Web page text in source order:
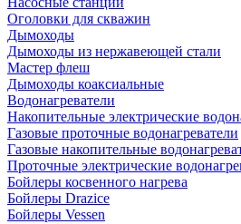
Оголовки для скважин
Дымоходы
Дымоходы из нержавеющей стали
Мастер флеш
Дымоходы коаксиальные
Водонагреватели
Накопительные электрические
Газовые проточные водонагреватели
Газовые накопительные
Проточные электрические
Бойлеры косвенного нагрева
Бойлеры Drazice
Бойлеры Vessen